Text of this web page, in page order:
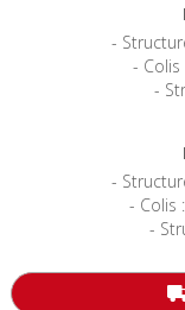
-
-
-
-
- Colis
-